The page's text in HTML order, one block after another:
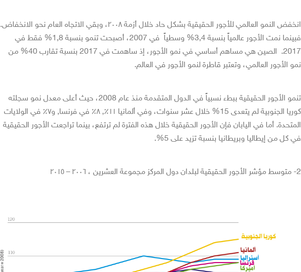
انخفض النمو العالمي للأجور الحقيقية بشكل حاد خلال أزمة ٢٠٠٨، وبقي الاتجاه العام نحو الانخفاض.
فبينما نمت الأجور عالمياً بنسبة 3,4% وسطياً في 2007، أصبحت تنمو بنسبة 1,8% فقط في
2017. الصين هي مساهم أساسي في نمو الأجور، إذ ساهمت في 2017 بنسبة تقارب 40% من
نمو الأجور العالمي، وتعتبر قاطرة لنمو الأجور في العالم.
تنمو الأجور الحقيقية ببطء نسبياً في الدول المتقدمة منذ عام 2008، حيث أعلى معدل نمو سجلته
كوريا الجنوبية لم يتعدى 15% خلال عشر سنوات، وفي ألمانيا ١١٪, ٨٪ في فرنسا, و٧٪ في الولايات
المتحدة. أما في اليابان فإن الأجور الحقيقية خلال هذه الفترة لم ترتفع، بينما تراجعت الأجور الحقيقية
في كل من إيطاليا وبريطانيا بنسبة تزيد على 5%.
2- متوسط مؤشر الأجور الحقيقية لبلدان دول المركز مجموعة العشرين ، ٢٠٠٦ – ٢٠١٥